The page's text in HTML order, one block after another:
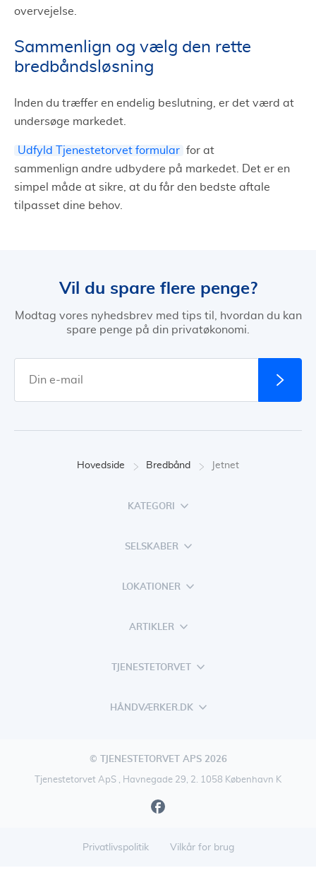
overvejelse.
Sammenlign og vælg den rette
bredbåndsløsning
Inden du træffer en endelig beslutning, er det værd at
undersøge markedet.
Udfyld Tjenestetorvet formular for at
sammenlign andre udbydere på markedet. Det er en
simpel måde at sikre, at du får den bedste aftale
tilpasset dine behov.
Vil du spare flere penge?
Modtag vores nyhedsbrev med tips til, hvordan du kan
spare penge på din privatøkonomi.
Hovedside Bredbånd Jetnet
KATEGORI
SELSKABER
LOKATIONER
ARTIKLER
TJENESTETORVET
HÅNDVÆRKER.DK
© TJENESTETORVET APS 2026
Tjenestetorvet ApS , Havnegade 29, 2. 1058 København K
Privatlivspolitik Vilkår for brug